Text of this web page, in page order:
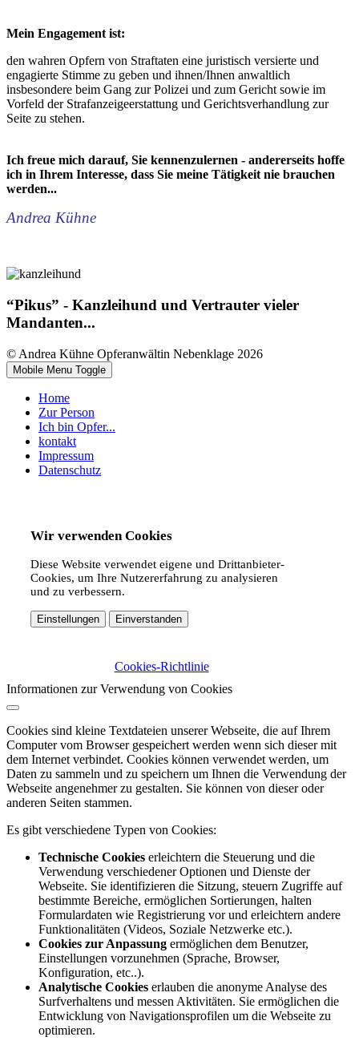
Mein Engagement ist:
den wahren Opfern von Straftaten eine juristisch versierte und
engagierte Stimme zu geben und ihnen/Ihnen anwaltlich
insbesondere beim Gang zur Polizei und zum Gericht sowie im
Vorfeld der Strafanzeigeerstattung und Gerichtsverhandlung zur
Seite zu stehen.
Ich freue mich darauf, Sie kennenzulernen - andererseits hoffe
ich in Ihrem Interesse, dass Sie meine Tätigkeit nie brauchen
werden...
Andrea Kühne
“Pikus” - Kanzleihund und Vertrauter vieler
Mandanten...
© Andrea Kühne Opferanwältin Nebenklage 2026
Mobile Menu Toggle
Home
Zur Person
Ich bin Opfer...
kontakt
Impressum
Datenschutz
Wir verwenden Cookies
Diese Website verwendet eigene und Drittanbieter-
Cookies, um Ihre Nutzererfahrung zu analysieren
und zu verbessern.
Einstellungen Einverstanden
Cookies-Richtlinie
Informationen zur Verwendung von Cookies
Cookies sind kleine Textdateien unserer Webseite, die auf Ihrem
Computer vom Browser gespeichert werden wenn sich dieser mit
dem Internet verbindet. Cookies können verwendet werden, um
Daten zu sammeln und zu speichern um Ihnen die Verwendung der
Webseite angenehmer zu gestalten. Sie können von dieser oder
anderen Seiten stammen.
Es gibt verschiedene Typen von Cookies:
Technische Cookies erleichtern die Steuerung und die
Verwendung verschiedener Optionen und Dienste der
Webseite. Sie identifizieren die Sitzung, steuern Zugriffe auf
bestimmte Bereiche, ermöglichen Sortierungen, halten
Formulardaten wie Registrierung vor und erleichtern andere
Funktionalitäten (Videos, Soziale Netzwerke etc.).
Cookies zur Anpassung ermöglichen dem Benutzer,
Einstellungen vorzunehmen (Sprache, Browser,
Konfiguration, etc..).
Analytische Cookies erlauben die anonyme Analyse des
Surfverhaltens und messen Aktivitäten. Sie ermöglichen die
Entwicklung von Navigationsprofilen um die Webseite zu
optimieren.